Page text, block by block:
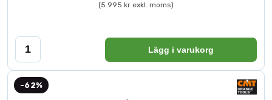
(5 995 kr exkl. moms)
Lägg i varukorg
-62%